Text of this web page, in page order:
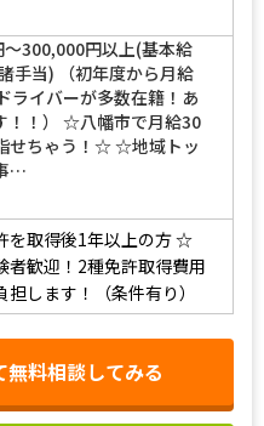
300,000円以上(基本給
手当) （初年度から月給
ライバーが多数在籍！あ
！！） ☆八幡市で月給30
せちゃう！☆ ☆地域トッ
…
を取得後1年以上の方☆
者歓迎！2種免許取得費用
します！（条件有り）
無料相談してみる